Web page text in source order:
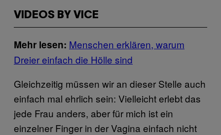
VIDEOS BY VICE
Mehr lesen: Menschen erklären, warum
Dreier einfach die Hölle sind
Gleichzeitig müssen wir an dieser Stelle auch
einfach mal ehrlich sein: Vielleicht erlebt das
jede Frau anders, aber für mich ist ein
einzelner Finger in der Vagina einfach nicht